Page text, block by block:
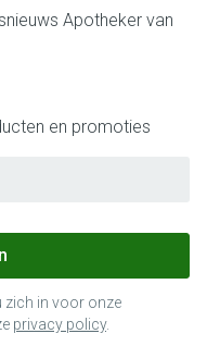
Apotheker van
en promoties
zich in voor onze
privacy policy.